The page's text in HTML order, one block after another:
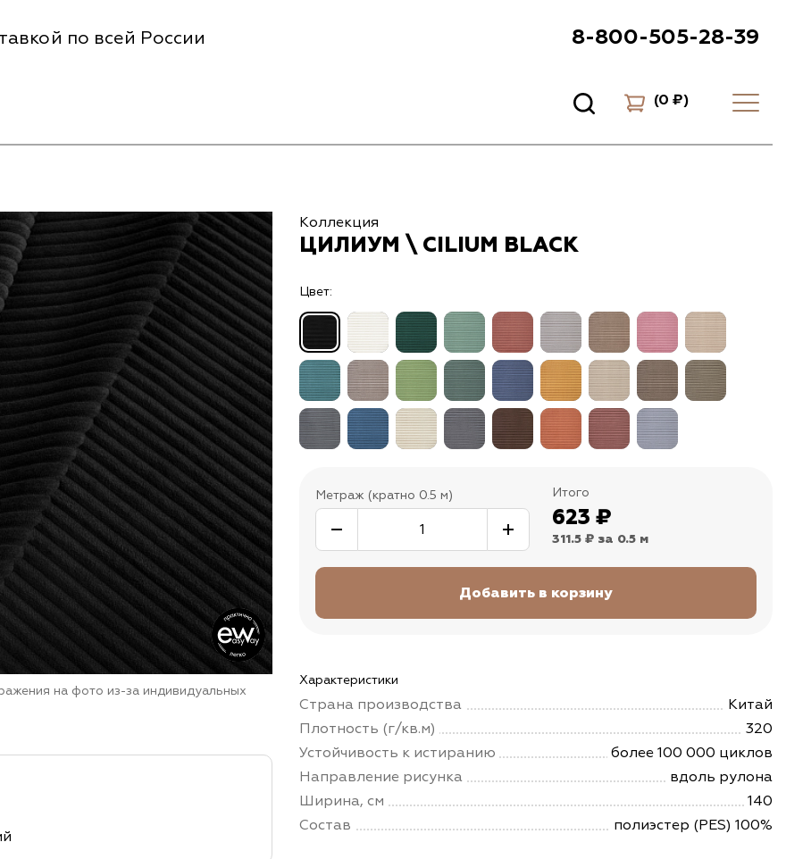
по всей России 8-800-505-28-39
(0 ₽)
на фото из-за индивидуальных
Коллекция
ЦИЛИУМ \ CILIUM BLACK
Цвет:
Метраж (кратно 0.5 м) Итого
623 ₽
311.5 ₽ за 0.5 м
Характеристики
Страна производства
Китай
Плотность (г/кв.м)
320
Устойчивость к истиранию
более 100 000 циклов
Направление рисунка
вдоль рулона
Ширина, см
140
Состав
полиэстер (PES) 100%